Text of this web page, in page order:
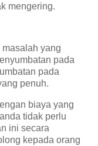
mengering.
yang
pada
pada
penuh.
biaya yang
tidak perlu
ini secara
kepada orang